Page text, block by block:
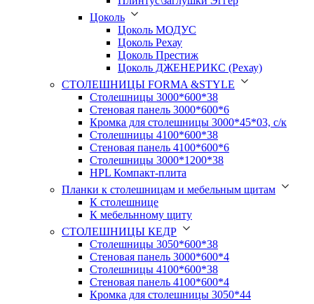
Цоколь
Цоколь МОДУС
Цоколь Рехау
Цоколь Престиж
Цоколь ДЖЕНЕРИКС (Рехау)
СТОЛЕШНИЦЫ FORMA &STYLE
Столешницы 3000*600*38
Стеновая панель 3000*600*6
Кромка для столешницы 3000*45*03, с/к
Столешницы 4100*600*38
Стеновая панель 4100*600*6
Столешницы 3000*1200*38
HPL Компакт-плита
Планки к столешницам и мебельным щитам
К столешнице
К мебельнному щиту
СТОЛЕШНИЦЫ КЕДР
Столешницы 3050*600*38
Стеновая панель 3000*600*4
Столешницы 4100*600*38
Стеновая панель 4100*600*4
Кромка для столешницы 3050*44